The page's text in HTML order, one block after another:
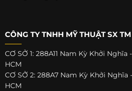
CÔNG TY TNHH MỸ THUẬT SX
CƠ SỞ 1: 288A11 Nam Kỳ Khởi Nghĩa
HCM
CƠ SỞ 2: 288A7 Nam Kỳ Khởi Nghĩa
HCM